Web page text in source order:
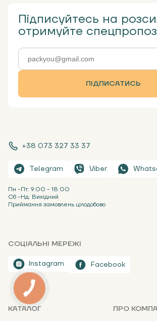
+38 073 327 33 37
Telegram Viber
Пн -Пт: 9:00 - 18:00
Сб -Нд: Вихідний
Приймання замовлень цілодобово
СОЦІАЛЬНІ МЕРЕЖІ
Instagram Facebook
КАТАЛОГ
ПРО
Підписуйтесь на
отримуйте
ПІДПИСАТИСЬ